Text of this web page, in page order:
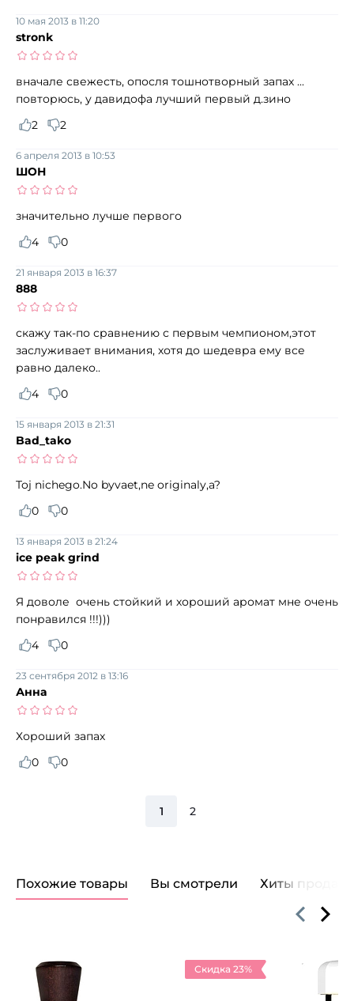
stronk
10 мая 2013 в 11:20
вначале свежесть, опосля тошнотворный запах ...
повторюсь, у давидофа лучший первый д.зино
2
2
ШОН
6 апреля 2013 в 10:53
значительно лучше первого
4
0
888
21 января 2013 в 16:37
скажу так-по сравнению с первым чемпионом,этот
заслуживает внимания, хотя до шедевра ему все
равно далеко..
4
0
Bad_tako
15 января 2013 в 21:31
Toj nichego.No byvaet,ne originaly,a?
0
0
ice peak grind
13 января 2013 в 21:24
Я доволе очень стойкий и хороший аромат мне очень
понравился !!!)))
4
0
Анна
23 сентября 2012 в 13:16
Хороший запах
0
0
1 2
Похожие товары Вы смотрели Хиты продаж
Скидка 23%